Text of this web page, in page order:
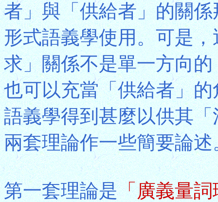
者」與「供給者」的關
形式語義學使用。可是
求」關係不是單一方向
也可以充當「供給者」
語義學得到甚麼以供其
兩套理論作一些簡要論述
第一套理論是「廣義量詞